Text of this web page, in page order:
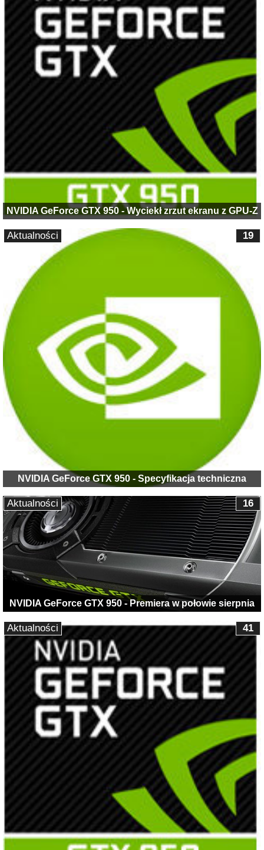
NVIDIA GeForce GTX 950 - Wyciekł zrzut ekranu z GPU-Z
NVIDIA GeForce GTX 950 - Specyfikacja techniczna
19
Aktualności
NVIDIA GeForce GTX 950 - Premiera w połowie sierpnia
16
Aktualności
41
Aktualności